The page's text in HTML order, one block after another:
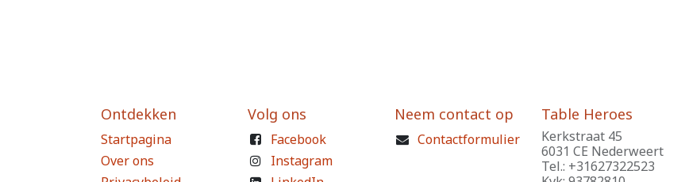
Ontdekken
Startpagina
Over ons
Volg ons
Facebook
Instagram
Neem contact op
Contactformulier
Table Heroes
Kerkstraat 45
6031 CE Nederweert
Tel.: +31627322523